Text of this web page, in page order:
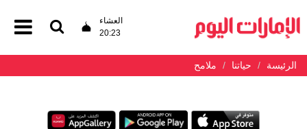
العشاء
20:23
الرئيسة حياتنا ملامح